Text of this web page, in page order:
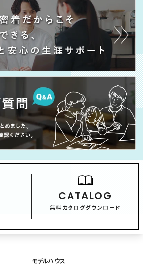
CATALOG
無料カタログダウンロード
モデルハウス